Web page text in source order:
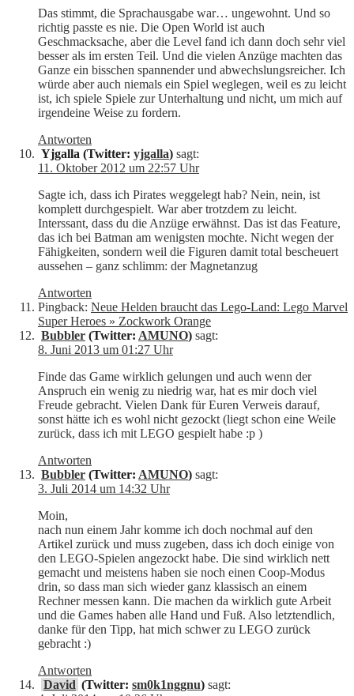
Das stimmt, die Sprachausgabe war… ungewohnt. Und so
richtig passte es nie. Die Open World ist auch
Geschmacksache, aber die Level fand ich dann doch sehr viel
besser als im ersten Teil. Und die vielen Anzüge machten das
Ganze ein bisschen spannender und abwechslungsreicher. Ich
würde aber auch niemals ein Spiel weglegen, weil es zu leicht
ist, ich spiele Spiele zur Unterhaltung und nicht, um mich auf
irgendeine Weise zu fordern.
Antworten
Yjgalla (Twitter: yjgalla) sagt:
11. Oktober 2012 um 22:57 Uhr
Sagte ich, dass ich Pirates weggelegt hab? Nein, nein, ist
komplett durchgespielt. War aber trotzdem zu leicht.
Interssant, dass du die Anzüge erwähnst. Das ist das Feature,
das ich bei Batman am wenigsten mochte. Nicht wegen der
Fähigkeiten, sondern weil die Figuren damit total bescheuert
aussehen – ganz schlimm: der Magnetanzug
Antworten
Pingback: Neue Helden braucht das Lego-Land: Lego Marvel
Super Heroes » Zockwork Orange
Bubbler (Twitter: AMUNO) sagt:
8. Juni 2013 um 01:27 Uhr
Finde das Game wirklich gelungen und auch wenn der
Anspruch ein wenig zu niedrig war, hat es mir doch viel
Freude gebracht. Vielen Dank für Euren Verweis darauf,
sonst hätte ich es wohl nicht gezockt (liegt schon eine Weile
zurück, dass ich mit LEGO gespielt habe :p )
Antworten
Bubbler (Twitter: AMUNO) sagt:
3. Juli 2014 um 14:32 Uhr
Moin,
nach nun einem Jahr komme ich doch nochmal auf den
Artikel zurück und muss zugeben, dass ich doch einige von
den LEGO-Spielen angezockt habe. Die sind wirklich nett
gemacht und meistens haben sie noch einen Coop-Modus
drin, so dass man sich wieder ganz klassisch an einem
Rechner messen kann. Die machen da wirklich gute Arbeit
und die Games haben alle Hand und Fuß. Also letztendlich,
danke für den Tipp, hat mich schwer zu LEGO zurück
gebracht :)
Antworten
David (Twitter: sm0k1nggnu) sagt: